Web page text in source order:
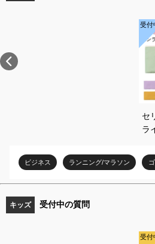
受付
セ
ラ
す
い
ビジネス ランニング/マラソン
キッズ 受付中の質問
受付